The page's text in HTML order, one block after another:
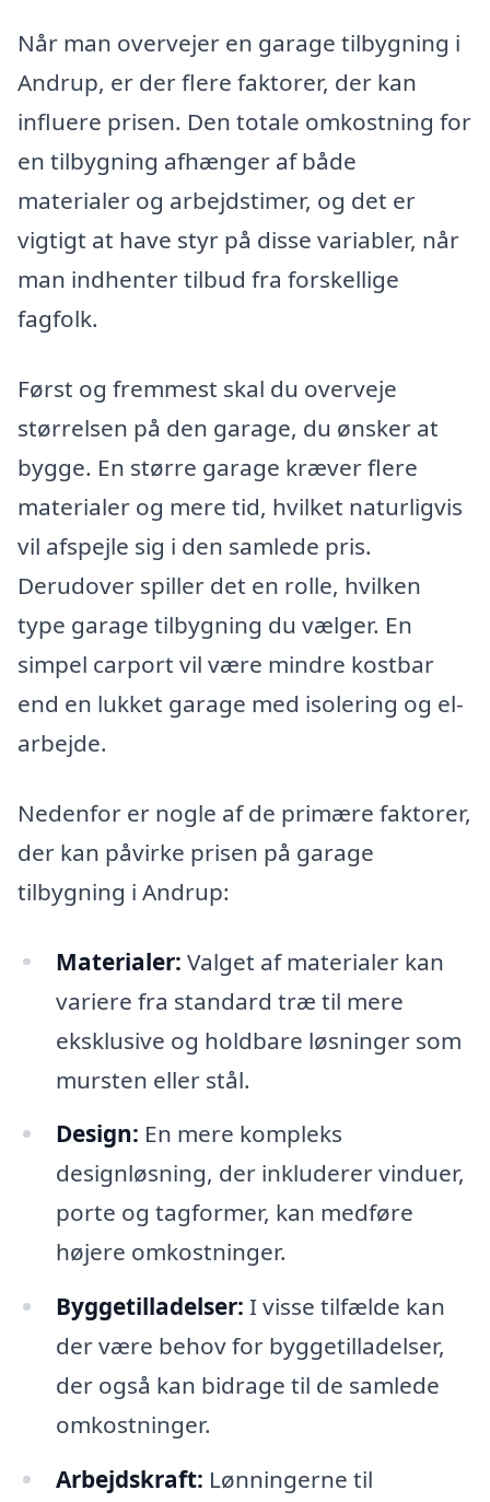
Når man overvejer en garage tilbygning i
Andrup, er der flere faktorer, der kan
influere prisen. Den totale omkostning for
en tilbygning afhænger af både
materialer og arbejdstimer, og det er
vigtigt at have styr på disse variabler, når
man indhenter tilbud fra forskellige
fagfolk.
Først og fremmest skal du overveje
størrelsen på den garage, du ønsker at
bygge. En større garage kræver flere
materialer og mere tid, hvilket naturligvis
vil afspejle sig i den samlede pris.
Derudover spiller det en rolle, hvilken
type garage tilbygning du vælger. En
simpel carport vil være mindre kostbar
end en lukket garage med isolering og el-
arbejde.
Nedenfor er nogle af de primære faktorer,
der kan påvirke prisen på garage
tilbygning i Andrup:
Materialer: Valget af materialer kan
variere fra standard træ til mere
eksklusive og holdbare løsninger som
mursten eller stål.
Design: En mere kompleks
designløsning, der inkluderer vinduer,
porte og tagformer, kan medføre
højere omkostninger.
Byggetilladelser: I visse tilfælde kan
der være behov for byggetilladelser,
der også kan bidrage til de samlede
omkostninger.
Arbejdskraft: Lønningerne til